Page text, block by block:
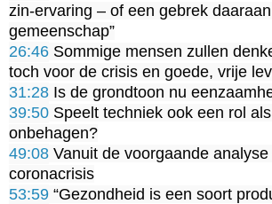
zin-ervaring – of een gebrek
26:46 Sommige mensen zullen
31:28
39:50 Speelt techniek ook een rol
49:08 Vanuit de voorgaande
53:59